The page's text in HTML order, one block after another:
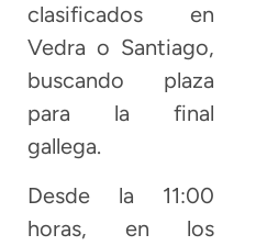
clasificados en
Vedra o Santiago,
buscando plaza
para la final
gallega.
Desde la 11:00
horas, en los